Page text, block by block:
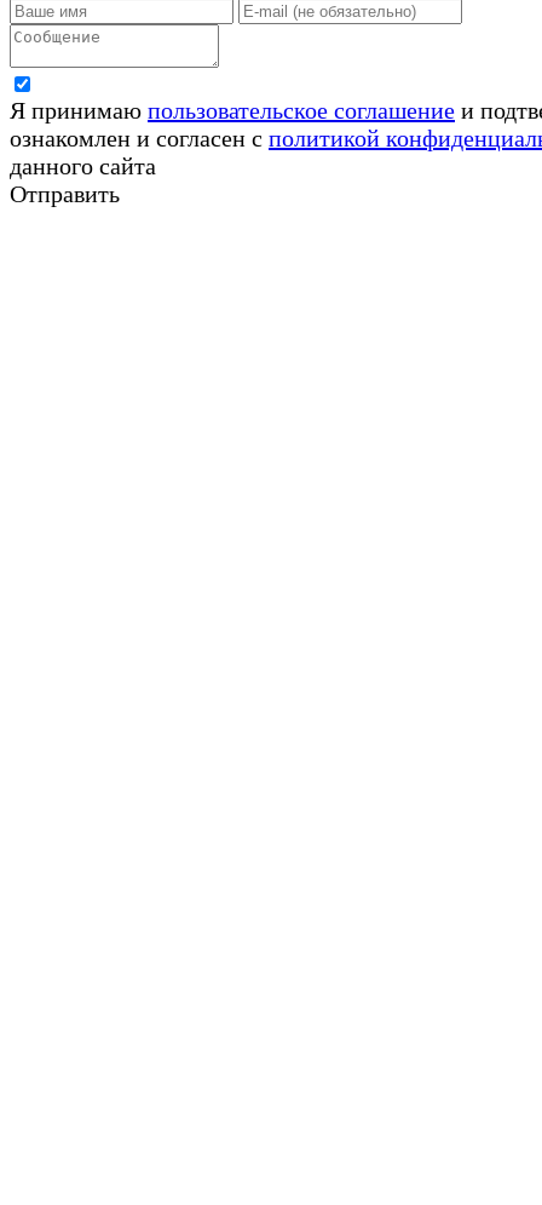
Я принимаю пользовательское соглашение и
ознакомлен и согласен с политикой
данного сайта
Отправить